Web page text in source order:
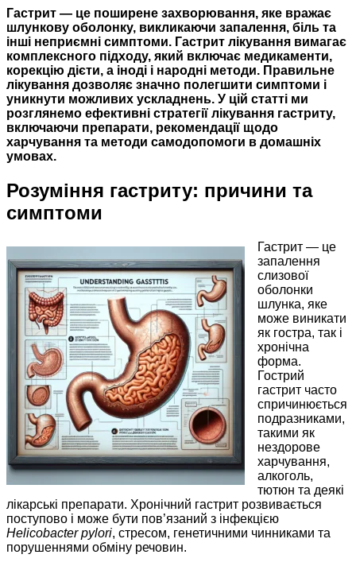
Гастрит — це поширене захворювання, яке вражає
шлункову оболонку, викликаючи запалення, біль та
інші неприємні симптоми. Гастрит лікування вимагає
комплексного підходу, який включає медикаменти,
корекцію дієти, а іноді і народні методи. Правильне
лікування дозволяє значно полегшити симптоми і
уникнути можливих ускладнень. У цій статті ми
розглянемо ефективні стратегії лікування гастриту,
включаючи препарати, рекомендації щодо
харчування та методи самодопомоги в домашніх
умовах.
Розуміння гастриту: причини та
симптоми
Гастрит — це
запалення
слизової
оболонки
шлунка, яке
може виникати
як гостра, так і
хронічна
форма.
Гострий
гастрит часто
спричинюється
подразниками,
такими як
нездорове
харчування,
алкоголь,
тютюн та деякі
лікарські препарати. Хронічний гастрит розвивається
поступово і може бути пов’язаний з інфекцією
Helicobacter pylori, стресом, генетичними чинниками та
порушеннями обміну речовин.